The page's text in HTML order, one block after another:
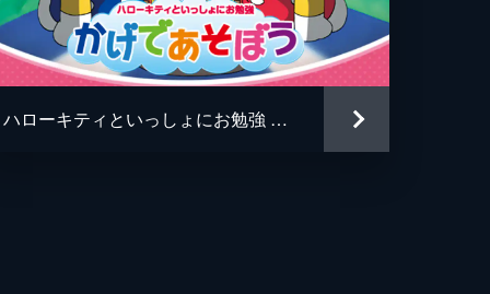
ハローキティといっしょにお勉強 かげであそぼう 5話入り